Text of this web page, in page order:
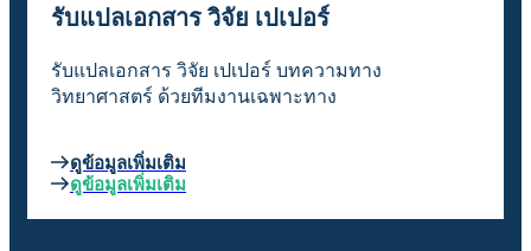
รับแปลเอกสาร วิจัย เปเปอร์
รับแปลเอกสาร วิจัย เปเปอร์ บทความทาง
วิทยาศาสตร์ ด้วยทีมงานเฉพาะทาง
ดูข้อมูลเพิ่มเติม
ดูข้อมูลเพิ่มเติม